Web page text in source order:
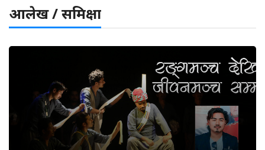
आलेख / समिक्षा